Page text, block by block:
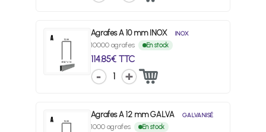
Agrafes A 10 mm INOX INOX
10000 agrafes En stock
114.85€ TTC
1
Agrafes A 12 mm GALVA GALVANISÉ
1000 agrafes En stock